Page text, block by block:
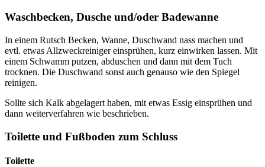
Waschbecken, Dusche und/oder Badewanne
In einem Rutsch Becken, Wanne, Duschwand nass machen und
evtl. etwas Allzweckreiniger einsprühen, kurz einwirken lassen. Mit
einem Schwamm putzen, abduschen und dann mit dem Tuch
trocknen. Die Duschwand sonst auch genauso wie den Spiegel
reinigen.
Sollte sich Kalk abgelagert haben, mit etwas Essig einsprühen und
dann weiterverfahren wie beschrieben.
Toilette und Fußboden zum Schluss
Toilette